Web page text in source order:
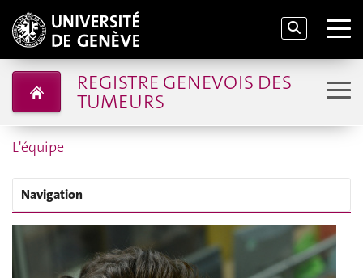
REGISTRE GENEVOIS DES
TUMEURS
L'équipe
Navigation